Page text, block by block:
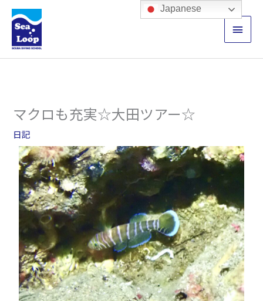
キ
メ
イ
ン
ー
マクロも充実☆大田ツアー☆
日記
Japanese